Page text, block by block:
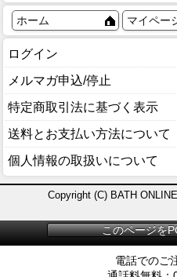
ホーム マイペー
ログイン
メルマガ申込/停止
特定商取引法に基づく表示
送料とお支払い方法について
個人情報の取扱いについて
Copyright (C) BATH
電話でのご
このページを